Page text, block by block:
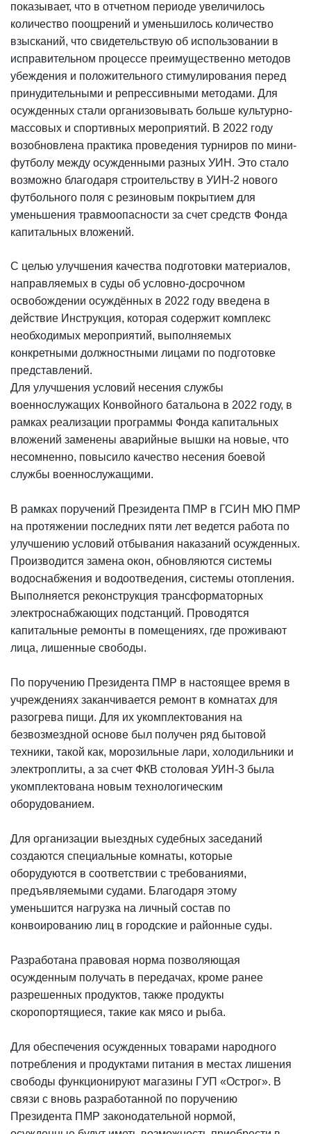
показывает, что в отчетном периоде увеличилось
количество поощрений и уменьшилось количество
взысканий, что свидетельствую об использовании в
исправительном процессе преимущественно методов
убеждения и положительного стимулирования перед
принудительными и репрессивными методами. Для
осужденных стали организовывать больше культурно-
массовых и спортивных мероприятий. В 2022 году
возобновлена практика проведения турниров по мини-
футболу между осужденными разных УИН. Это стало
возможно благодаря строительству в УИН-2 нового
футбольного поля с резиновым покрытием для
уменьшения травмоопасности за счет средств Фонда
капитальных вложений.
С целью улучшения качества подготовки материалов,
направляемых в суды об условно-досрочном
освобождении осуждённых в 2022 году введена в
действие Инструкция, которая содержит комплекс
необходимых мероприятий, выполняемых
конкретными должностными лицами по подготовке
представлений.
Для улучшения условий несения службы
военнослужащих Конвойного батальона в 2022 году, в
рамках реализации программы Фонда капитальных
вложений заменены аварийные вышки на новые, что
несомненно, повысило качество несения боевой
службы военнослужащими.
В рамках поручений Президента ПМР в ГСИН МЮ ПМР
на протяжении последних пяти лет ведется работа по
улучшению условий отбывания наказаний осужденных.
Производится замена окон, обновляются системы
водоснабжения и водоотведения, системы отопления.
Выполняется реконструкция трансформаторных
электроснабжающих подстанций. Проводятся
капитальные ремонты в помещениях, где проживают
лица, лишенные свободы.
По поручению Президента ПМР в настоящее время в
учреждениях заканчивается ремонт в комнатах для
разогрева пищи. Для их укомплектования на
безвозмездной основе был получен ряд бытовой
техники, такой как, морозильные лари, холодильники и
электроплиты, а за счет ФКВ столовая УИН-3 была
укомплектована новым технологическим
оборудованием.
Для организации выездных судебных заседаний
создаются специальные комнаты, которые
оборудуются в соответствии с требованиями,
предъявляемыми судами. Благодаря этому
уменьшится нагрузка на личный состав по
конвоированию лиц в городские и районные суды.
Разработана правовая норма позволяющая
осужденным получать в передачах, кроме ранее
разрешенных продуктов, также продукты
скоропортящиеся, такие как мясо и рыба.
Для обеспечения осужденных товарами народного
потребления и продуктами питания в местах лишения
свободы функционируют магазины ГУП «Острог». В
связи с вновь разработанной по поручению
Президента ПМР законодательной нормой,